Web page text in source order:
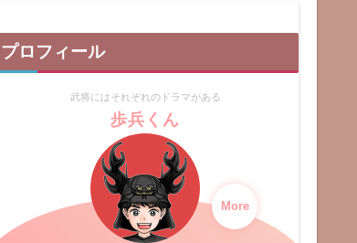
プロフィール
武将にはそれぞれのドラマがある
歩兵くん
More